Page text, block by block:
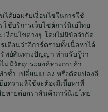
ได้ยอมรับเงื่อนไขในการใช้
ช้บริการเว็บไซต์การ์นิเย่ไทย
งื่อนไขต่างๆ โดยไม่มีข้อจำกัด
ตือนว่าอีการ์ดรวมทั้งเนื้อหาได้
พย์สินทางปัญญา ท่านรับรู้ว่า
ม่มีวัตถุประสงค์ทางการค้า
ำซ้ำ เปลี่ยนแปลง หรือดัดแปลงอี
ความที่ใช้จะต้องมีเนื้อหาที่
หายต่อตราสินค้าการ์นิเย่ไทย